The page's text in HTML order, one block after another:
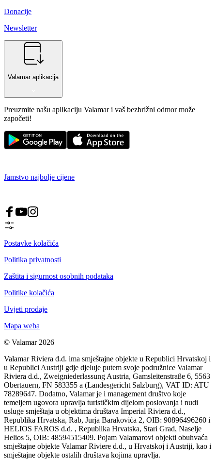
Donacije
Newsletter
Valamar aplikacija
Preuzmite našu aplikaciju Valamar i vaš bezbrižni odmor može
započeti!
Jamstvo najbolje cijene
Postavke kolačića
Politika privatnosti
Zaštita i sigurnost osobnih podataka
Politike kolačića
Uvjeti prodaje
Mapa weba
© Valamar 2026
Valamar Riviera d.d. ima smještajne objekte u Republici Hrvatskoj i
u Republici Austriji gdje djeluje putem svoje podružnice Valamar
Riviera d.d., Zweigniederlassung Austria, Gamsleitenstraße 6, 5563
Obertauern, FN 583355 a (Landesgericht Salzburg), VAT ID: ATU
78289647. Dodatno, Valamar je i management društvo koje
temeljem ugovora upravlja turističkim dijelom poslovanja i nudi
usluge smještaja u objektima društava Imperial Riviera d.d.,
Republika Hrvatska, Rab, Jurja Barakovića 2, OIB: 90896496260 i
HELIOS FAROS d.d. , Republika Hrvatska, Stari Grad, Naselje
Helios 5, OIB: 48594515409. Pojam Valamarovi objekti obuhvaća
smještajne objekte Valamar Riviere d.d., u Hrvatskoj i Austriji, kao i
smještajne objekte ostalih društava kojima upravlja.